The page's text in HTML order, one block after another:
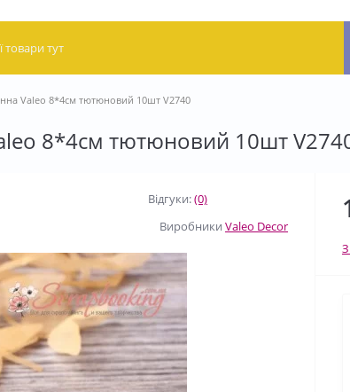
Valeo 8*4см тютюновий 10шт V2740
8*4см тютюновий 10шт
Відгуки:(0)
Виробники Valeo Decor